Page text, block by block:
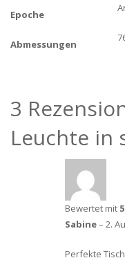
Epoche
Abmessungen
3
Leuchte in
Bewertet mit 5
Sabine– 2.
Perfekte